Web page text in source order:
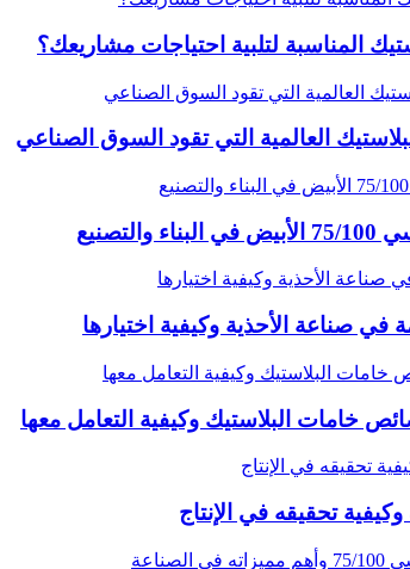
المناسبة لتلبية احتياجات مشاريعك؟
العالمية التي تقود السوق الصناعي
في صناعة الأحذية وكيفية اختيارها
خامات البلاستيك وكيفية التعامل معها
تحقيقه في الإنتاج